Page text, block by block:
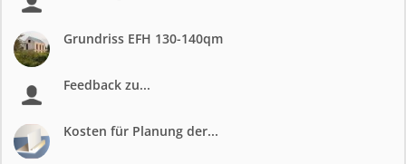
Grundriss EFH 130-140qm
Feedback zu...
Kosten für Planung der...